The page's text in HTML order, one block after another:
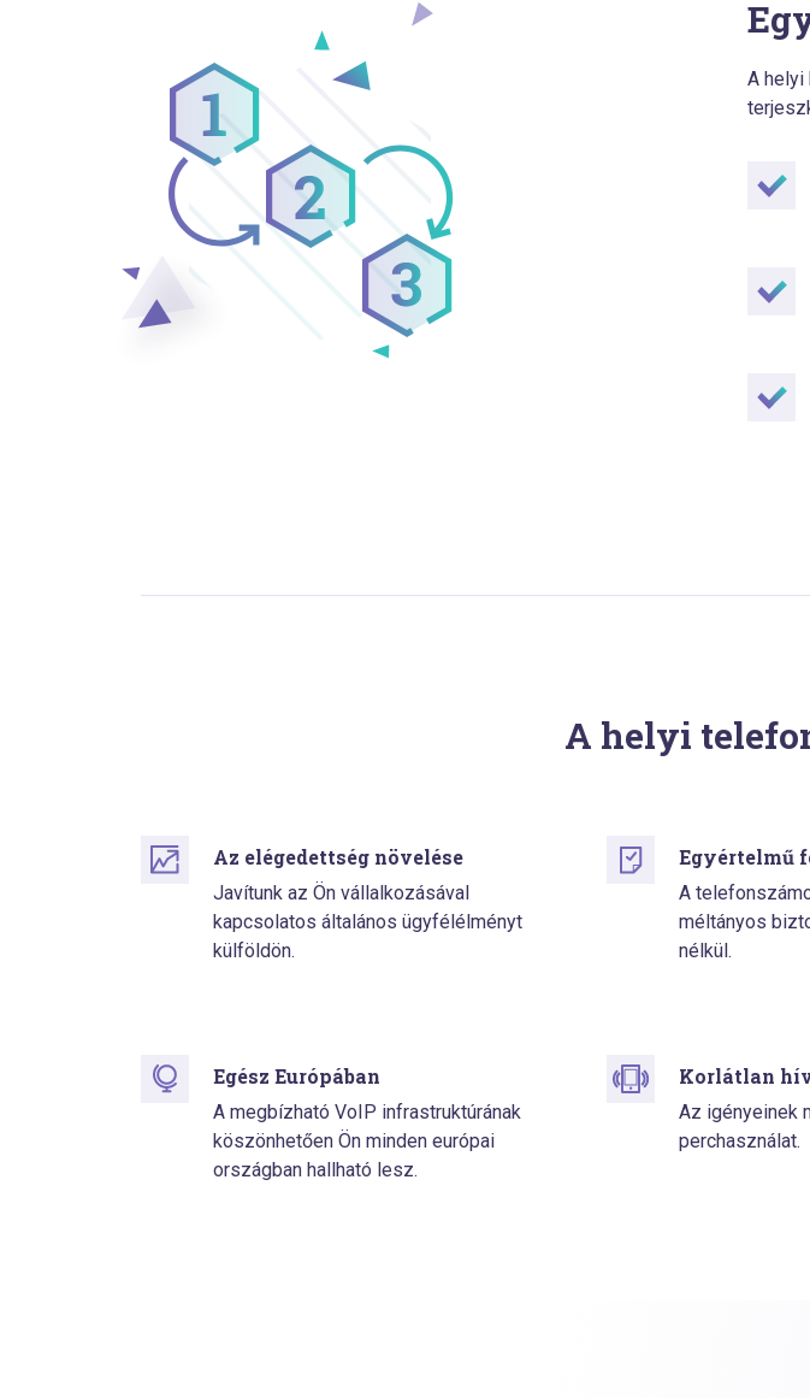
A
A helyi
Az elégedettség növelése
Javítunk az Ön vállalkozásával
kapcsolatos általános ügyfélélményt
külföldön.
Egyértelmű
A
méltányos
nélkül.
Egész Európában
A megbízható VoIP infrastruktúrának
köszönhetően Ön minden európai
országban hallható lesz.
Korlátlan
Az igényeinek
perchasználat.